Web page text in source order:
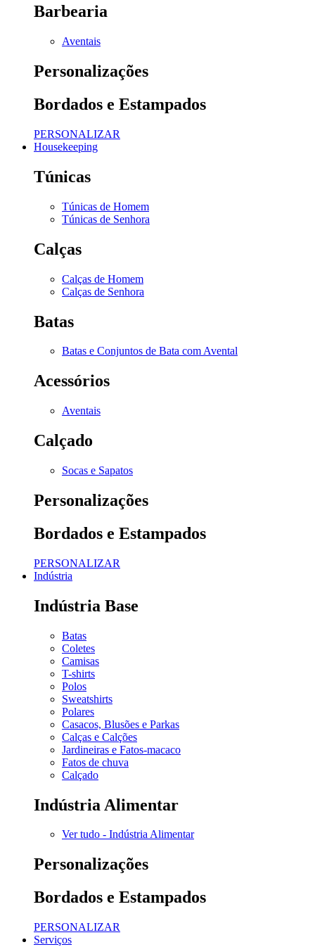
Barbearia
Aventais
Personalizações
Bordados e Estampados
PERSONALIZAR
Housekeeping
Túnicas
Túnicas de Homem
Túnicas de Senhora
Calças
Calças de Homem
Calças de Senhora
Batas
Batas e Conjuntos de Bata com Avental
Acessórios
Aventais
Calçado
Socas e Sapatos
Personalizações
Bordados e Estampados
PERSONALIZAR
Indústria
Indústria Base
Batas
Coletes
Camisas
T-shirts
Polos
Sweatshirts
Polares
Casacos, Blusões e Parkas
Calças e Calções
Jardineiras e Fatos-macaco
Fatos de chuva
Calçado
Indústria Alimentar
Ver tudo - Indústria Alimentar
Personalizações
Bordados e Estampados
PERSONALIZAR
Serviços